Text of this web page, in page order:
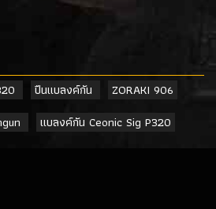
ปืนแบลงค์กัน
ZORAKI 906
แบลงค์กัน Ceonic Sig P320